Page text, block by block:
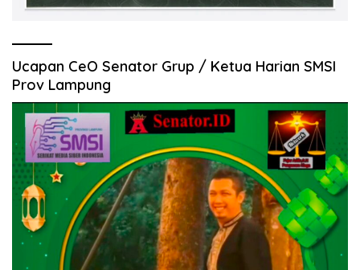
Ucapan CeO Senator Grup / Ketua Harian SMSI
Prov Lampung